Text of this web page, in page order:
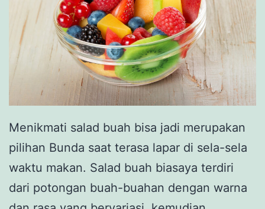
Menikmati salad buah bisa jadi merupakan
pilihan Bunda saat terasa lapar di sela-sela
waktu makan. Salad buah biasaya terdiri
dari potongan buah-buahan dengan warna